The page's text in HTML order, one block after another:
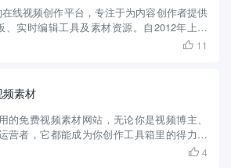
线视频创作平台，专注于为内容创作者提供
、实时编辑工具及素材资源。自2012年上线
者，成为YouTube、抖音等平台片头制作的
 11
素材
的免费视频素材网站，无论你是视频博主、
营者，它都能成为你创作工具箱里的得力助
了它的核心信息，帮你快速了解。 方面 详细
 4